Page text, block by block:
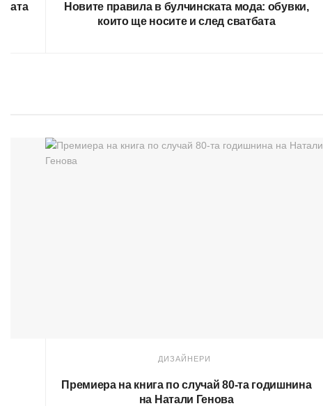
Новите правила в булчинската мода: обувки,
които ще носите и след сватбата
ДИЗАЙНЕРИ
Премиера на книга по случай 80-та годишнина
на Натали Генова